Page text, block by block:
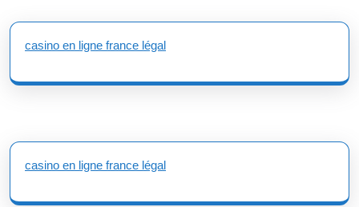
casino en ligne france légal
casino en ligne france légal